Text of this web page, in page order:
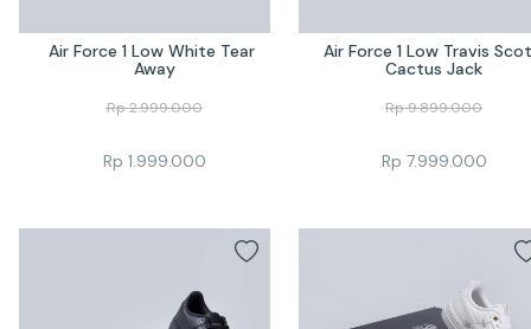
Air Force 1 Low White Tear
Away
Rp2.999.000
Rp 1.999.000
Air Force 1 Low Travis
Cactus Jack
Rp9.899.000
Rp 7.999.000